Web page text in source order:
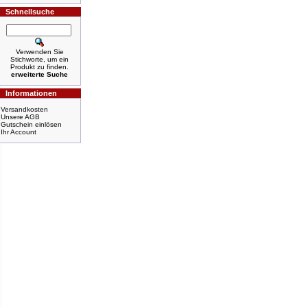
Schnellsuche
Verwenden Sie
Stichworte, um ein
Produkt zu finden.
erweiterte Suche
Informationen
Versandkosten
Unsere AGB
Gutschein einlösen
Ihr Account